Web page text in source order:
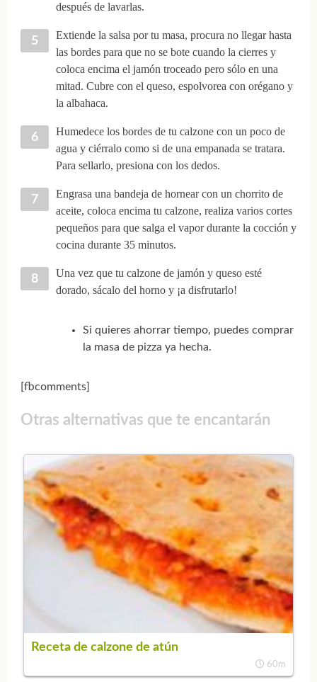
después de lavarlas.
Extiende la salsa por tu masa, procura no llegar hasta
las bordes para que no se bote cuando la cierres y
coloca encima el jamón troceado pero sólo en una
mitad. Cubre con el queso, espolvorea con orégano y
la albahaca.
Humedece los bordes de tu calzone con un poco de
agua y ciérralo como si de una empanada se tratara.
Para sellarlo, presiona con los dedos.
Engrasa una bandeja de hornear con un chorrito de
aceite, coloca encima tu calzone, realiza varios cortes
pequeños para que salga el vapor durante la cocción y
cocina durante 35 minutos.
Una vez que tu calzone de jamón y queso esté
dorado, sácalo del horno y ¡a disfrutarlo!
Si quieres ahorrar tiempo, puedes comprar
la masa de pizza ya hecha.
[fbcomments]
Otras alternativas que te encantarán
Receta de calzone de atún
60m